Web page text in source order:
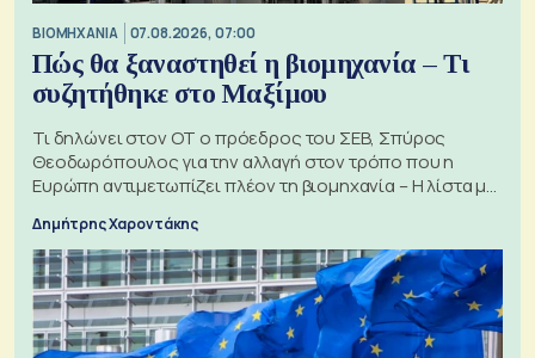
ΒΙΟΜΗΧΑΝΙΑ 07.08.2026, 07:00
Πώς θα ξαναστηθεί η βιομηχανία – Τι
συζητήθηκε στο Μαξίμου
Τι δηλώνει στον ΟΤ ο πρόεδρος του ΣΕΒ, Σπύρος
Θεοδωρόπουλος για την αλλαγή στον τρόπο που η
Ευρώπη αντιμετωπίζει πλέον τη βιομηχανία – Η λίστα με
Δημήτρης Χαροντάκης